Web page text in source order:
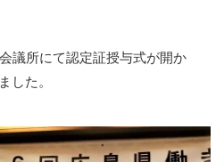
議所にて認定証授与式が開か
した。